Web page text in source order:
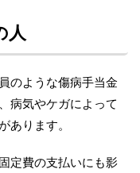
人
のような傷病手当金
病気やケガによって
あります。
定費の支払いにも影